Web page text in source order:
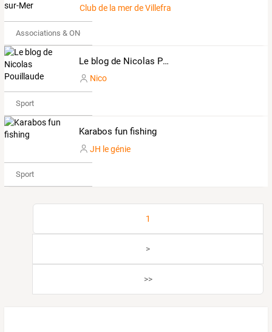
Club de la mer de Villefranche-sur-Mer
Associations & ONG
Le blog de Nicolas Pouillaude
Nico
Sport
Karabos fun fishing
JH le génie
Sport
1
>
>>